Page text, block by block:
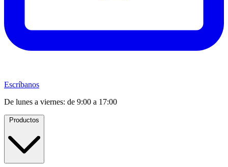
Escríbanos
De lunes a viernes: de 9:00 a 17:00
Productos